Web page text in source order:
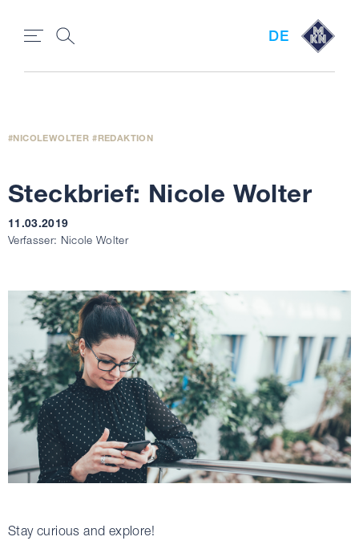
DE
NICOLEWOLTER REDAKTION
Steckbrief: Nicole Wolter
11.03.2019
Verfasser: Nicole Wolter
Stay curious and explore!